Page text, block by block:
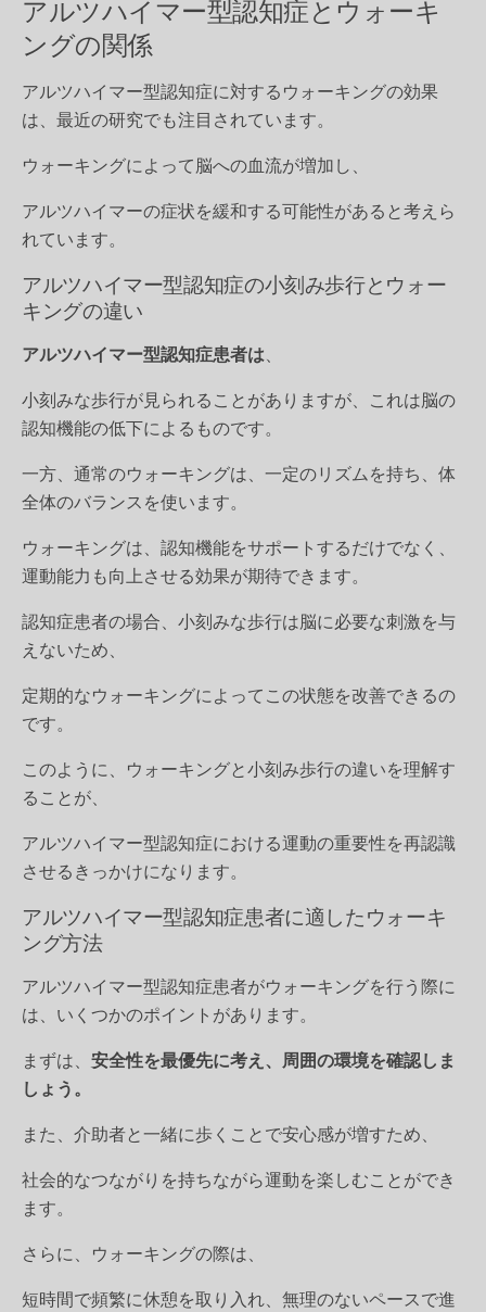
アルツハイマー型認知症とウォーキ
ングの関係
アルツハイマー型認知症に対するウォーキングの効果
は、最近の研究でも注目されています。
ウォーキングによって脳への血流が増加し、
アルツハイマーの症状を緩和する可能性があると考えら
れています。
アルツハイマー型認知症の小刻み歩行とウォー
キングの違い
アルツハイマー型認知症患者は、
小刻みな歩行が見られることがありますが、これは脳の
認知機能の低下によるものです。
一方、通常のウォーキングは、一定のリズムを持ち、体
全体のバランスを使います。
ウォーキングは、認知機能をサポートするだけでなく、
運動能力も向上させる効果が期待できます。
認知症患者の場合、小刻みな歩行は脳に必要な刺激を与
えないため、
定期的なウォーキングによってこの状態を改善できるの
です。
このように、ウォーキングと小刻み歩行の違いを理解す
ることが、
アルツハイマー型認知症における運動の重要性を再認識
させるきっかけになります。
アルツハイマー型認知症患者に適したウォーキ
ング方法
アルツハイマー型認知症患者がウォーキングを行う際に
は、いくつかのポイントがあります。
まずは、 安全性を最優先に考え、周囲の環境を確認しま
しょう。
また、介助者と一緒に歩くことで安心感が増すため、
社会的なつながりを持ちながら運動を楽しむことができ
ます。
さらに、ウォーキングの際は、
短時間で頻繁に休憩を取り入れ、無理のないペースで進